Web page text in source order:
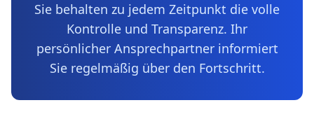
Sie behalten zu jedem Zeitpunkt die volle
Kontrolle und Transparenz. Ihr
persönlicher Ansprechpartner informiert
Sie regelmäßig über den Fortschritt.